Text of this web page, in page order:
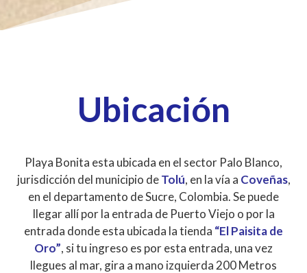
Ubicación
Playa Bonita esta ubicada en el sector Palo Blanco,
jurisdicción del municipio deTolú, en la vía a Coveñas,
en el departamento de Sucre, Colombia. Se puede
llegar allí por la entrada de Puerto Viejo o por la
entrada donde esta ubicada la tienda “El Paisita de
Oro”, si tu ingreso es por esta entrada, una vez
llegues al mar, gira a mano izquierda 200 Metros